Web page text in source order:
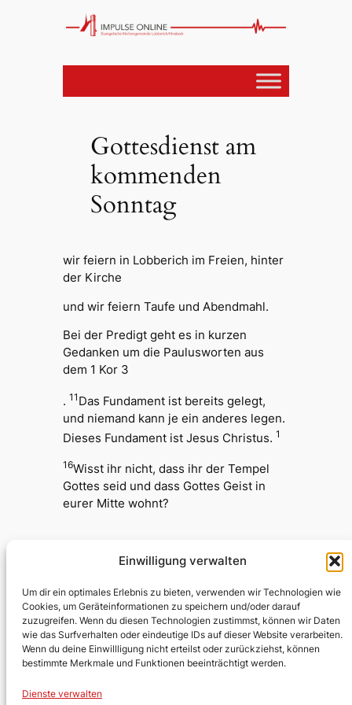
Einwilligung verwalten
Um dir ein optimales Erlebnis zu bieten, verwenden wir Technologien wie
Cookies, um Geräteinformationen zu speichern und/oder darauf
zuzugreifen. Wenn du diesen Technologien zustimmst, können wir Daten
wie das Surfverhalten oder eindeutige IDs auf dieser Website verarbeiten.
Wenn du deine Einwillligung nicht erteilst oder zurückziehst, können
bestimmte Merkmale und Funktionen beeinträchtigt werden.
Dienste verwalten
Gottesdienst am
kommenden
Sonntag
wir feiern in Lobberich im Freien, hinter
der Kirche
und wir feiern Taufe und Abendmahl.
Bei der Predigt geht es in kurzen
Gedanken um die Paulusworten aus
dem 1 Kor 3
. 11 Das Fundament ist bereits gelegt,
und niemand kann je ein anderes legen.
Dieses Fundament ist Jesus Christus. 1
16Wisst ihr nicht, dass ihr der Tempel
Gottes seid und dass Gottes Geist in
eurer Mitte wohnt?
Testumgebung Kirche
Evangelische Kirchengemeinde
Lobberich/Hinsbeck
Über uns